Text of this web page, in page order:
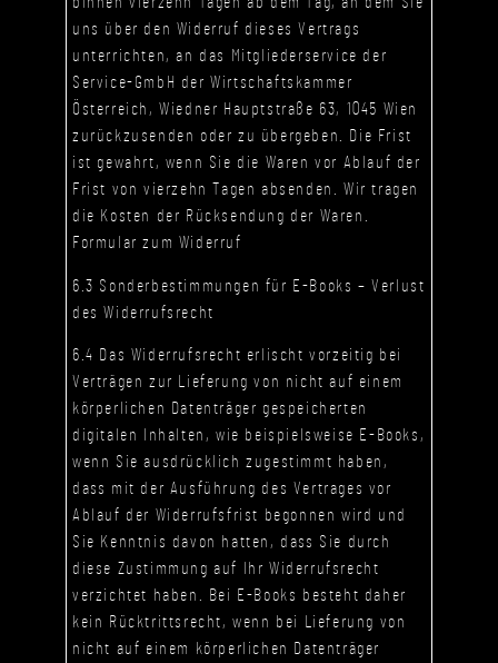
uns über den Widerruf dieses Vertrags
unterrichten, an das Mitgliederservice der
Service-GmbH der Wirtschaftskammer
Österreich, Wiedner Hauptstraße 63, 1045 Wien
zurückzusenden oder zu übergeben. Die Frist
ist gewahrt, wenn Sie die Waren vor Ablauf der
Frist von vierzehn Tagen absenden. Wir tragen
die Kosten der Rücksendung der Waren.
Formular zum Widerruf
6.3 Sonderbestimmungen für E-Books – Verlust
des Widerrufsrecht
6.4 Das Widerrufsrecht erlischt vorzeitig bei
Verträgen zur Lieferung von nicht auf einem
körperlichen Datenträger gespeicherten
digitalen Inhalten, wie beispielsweise E-Books,
wenn Sie ausdrücklich zugestimmt haben,
dass mit der Ausführung des Vertrages vor
Ablauf der Widerrufsfrist begonnen wird und
Sie Kenntnis davon hatten, dass Sie durch
diese Zustimmung auf Ihr Widerrufsrecht
verzichtet haben. Bei E-Books besteht daher
kein Rücktrittsrecht, wenn bei Lieferung von
nicht auf einem körperlichen Datenträger